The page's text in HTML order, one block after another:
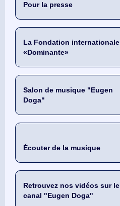
Pour la presse
La Fondation internationale
«Dominante»
Salon de musique "Eugen
Doga"
Écouter de la musique
Retrouvez nos vidéos sur le
canal "Eugen Doga"